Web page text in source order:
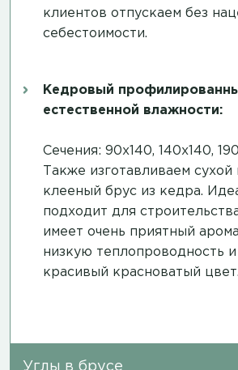
клиентов отпускаем без
себестоимости.
Кедровый
естественной влажности:
Сечения: 90х140, 140х140,
Также изготавливаем сухой
клееный брус из кедра.
подходит для
имеет очень приятный
низкую теплопроводность и
красивый красноватый цвет.
Углы в брусе